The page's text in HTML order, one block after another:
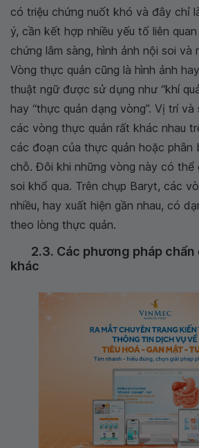
có triệu chứng nuốt khó và đây chỉ
ý, cần kết hợp nhiều yếu tố liên
chứng lâm sàng, hình ảnh nội soi và
Vòng thực quản cũng là hình ảnh
thuật ngữ được sử dụng như “khí
hay “thực quản dạng vòng”. Vị trí
các vòng thực quản rất khác nhau
các đoạn của thực quản hoặc phân
chỗ. Đôi khi những vòng này có thể
soi khổ qua. Trên chụp Baryt, các
nhiều, hay xuất hiện gần nhau, có
theo lòng thực quản.
2.3. Các phương pháp chẩn
khác